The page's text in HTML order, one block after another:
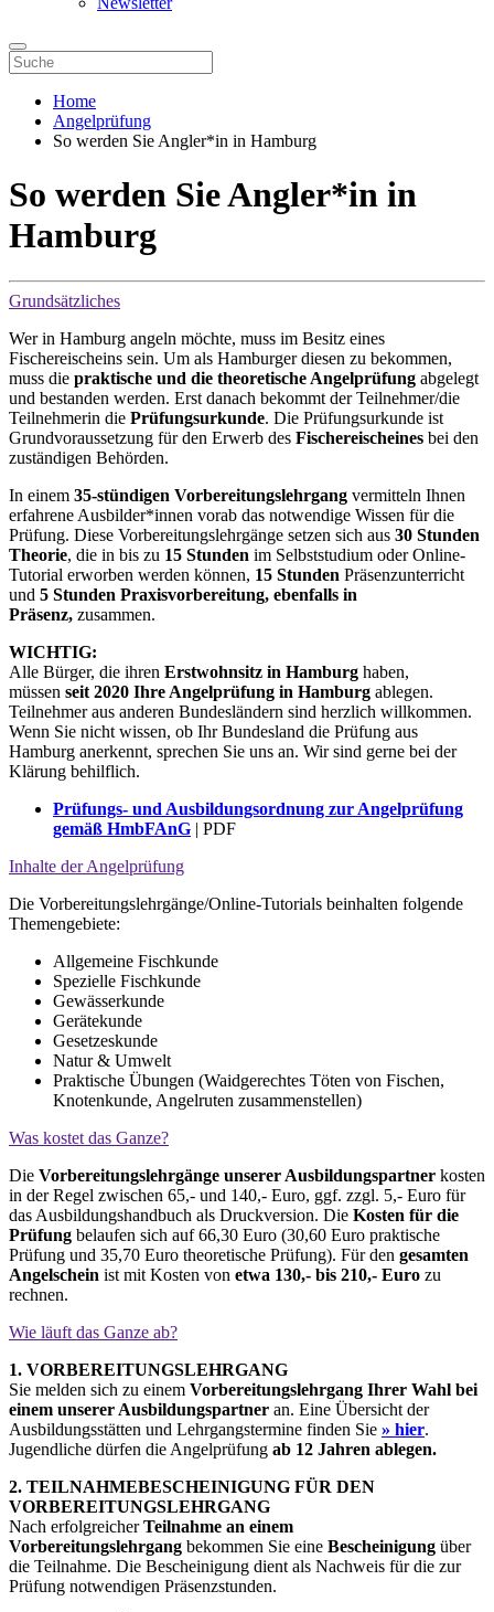
Home
Angelprüfung
So werden Sie Angler*in in Hamburg
So werden Sie Angler*in in
Hamburg
Grundsätzliches
Wer in Hamburg angeln möchte, muss im Besitz eines
Fischereischeins sein. Um als Hamburger diesen zu bekommen,
muss die praktische und die theoretische Angelprüfung abgelegt
und bestanden werden. Erst danach bekommt der Teilnehmer/die
Teilnehmerin die Prüfungsurkunde. Die Prüfungsurkunde ist
Grundvoraussetzung für den Erwerb des Fischereischeines bei den
zuständigen Behörden.
In einem 35-stündigen Vorbereitungslehrgang vermitteln Ihnen
erfahrene Ausbilder*innen vorab das notwendige Wissen für die
Prüfung. Diese Vorbereitungslehrgänge setzen sich aus 30 Stunden
Theorie, die in bis zu 15 Stunden im Selbststudium oder Online-
Tutorial erworben werden können, 15 Stunden Präsenzunterricht
und 5 Stunden Praxisvorbereitung, ebenfalls in
Präsenz, zusammen.
WICHTIG:
Alle Bürger, die ihren Erstwohnsitz in Hamburg haben,
müssen seit 2020 Ihre Angelprüfung in Hamburg ablegen.
Teilnehmer aus anderen Bundesländern sind herzlich willkommen.
Wenn Sie nicht wissen, ob Ihr Bundesland die Prüfung aus
Hamburg anerkennt, sprechen Sie uns an. Wir sind gerne bei der
Klärung behilflich.
Prüfungs- und Ausbildungsordnung zur Angelprüfung
gemäß HmbFAnG | PDF
Inhalte der Angelprüfung
Die Vorbereitungslehrgänge/Online-Tutorials beinhalten folgende
Themengebiete:
Allgemeine Fischkunde
Spezielle Fischkunde
Gewässerkunde
Gerätekunde
Gesetzeskunde
Natur & Umwelt
Praktische Übungen (Waidgerechtes Töten von Fischen,
Knotenkunde, Angelruten zusammenstellen)
Was kostet das Ganze?
Die Vorbereitungslehrgänge unserer Ausbildungspartner kosten
in der Regel zwischen 65,- und 140,- Euro, ggf. zzgl. 5,- Euro für
das Ausbildungshandbuch als Druckversion. Die Kosten für die
Prüfung belaufen sich auf 66,30 Euro (30,60 Euro praktische
Prüfung und 35,70 Euro theoretische Prüfung). Für den gesamten
Angelschein ist mit Kosten von etwa 130,- bis 210,- Euro zu
rechnen.
Wie läuft das Ganze ab?
1. VORBEREITUNGSLEHRGANG
Sie melden sich zu einem Vorbereitungslehrgang Ihrer Wahl bei
einem unserer Ausbildungspartner an. Eine Übersicht der
Ausbildungsstätten und Lehrgangstermine finden Sie » hier.
Jugendliche dürfen die Angelprüfung ab 12 Jahren ablegen.
2. TEILNAHMEBESCHEINIGUNG FÜR DEN
VORBEREITUNGSLEHRGANG
Nach erfolgreicherTeilnahme an einem
Vorbereitungslehrgang bekommen Sie eine Bescheinigung über
die Teilnahme. Die Bescheinigung dient als Nachweis für die zur
Prüfung notwendigen Präsenzstunden.